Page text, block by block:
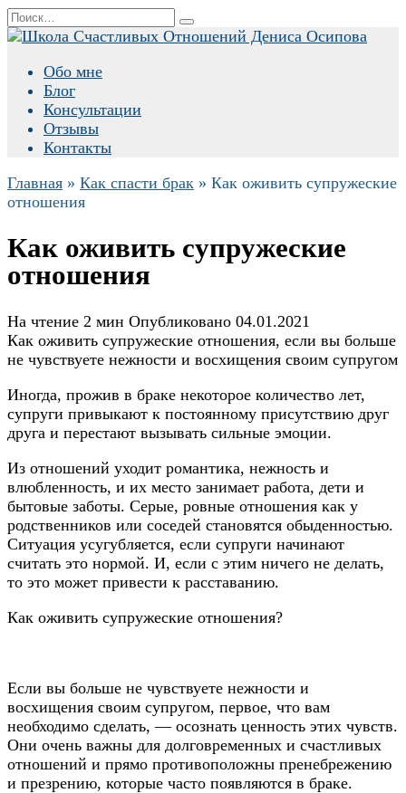
Перейти
к
Search
for:
Обо мне
Блог
Консультации
Отзывы
Контакты
Главная » Как спасти брак » Как оживить супружеские
отношения
Как оживить супружеские
отношения
На чтение 2 мин Опубликовано 04.01.2021
Как оживить супружеские отношения, если вы больше
не чувствуете нежности и восхищения своим супругом
Иногда, прожив в браке некоторое количество лет,
супруги привыкают к постоянному присутствию друг
друга и перестают вызывать сильные эмоции.
Из отношений уходит романтика, нежность и
влюбленность, и их место занимает работа, дети и
бытовые заботы. Серые, ровные отношения как у
родственников или соседей становятся обыденностью.
Ситуация усугубляется, если супруги начинают
считать это нормой. И, если с этим ничего не делать,
то это может привести к расставанию.
Как оживить супружеские отношения?
Если вы больше не чувствуете нежности и
восхищения своим супругом, первое, что вам
необходимо сделать, — осознать ценность этих чувств.
Они очень важны для долговременных и счастливых
отношений и прямо противоположны пренебрежению
и презрению, которые часто появляются в браке.